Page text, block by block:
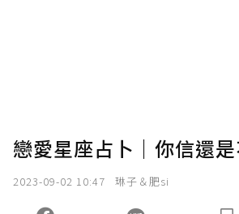
戀愛星座占卜｜你信還是
2023-09-02 10:47 琳子＆肥si